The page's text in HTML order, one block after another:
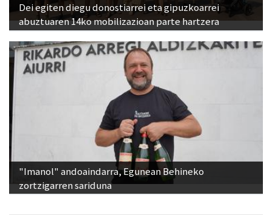
Dei egiten diegu donostiarrei eta gipuzkoarrei
abuztuaren 14ko mobilizazioan parte hartzera
"Imanol" andoaindarra, Egunean Behineko
zortzigarren sariduna